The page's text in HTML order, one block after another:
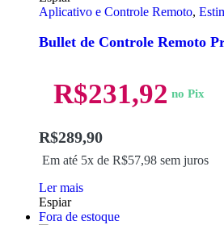
Aplicativo e Controle Remoto,
Bullet de Controle Remoto
R$289,90
Em até 5x de R$57,98 sem juros
R$231,92 no Pix
Ler mais
Espiar
Fora de estoque